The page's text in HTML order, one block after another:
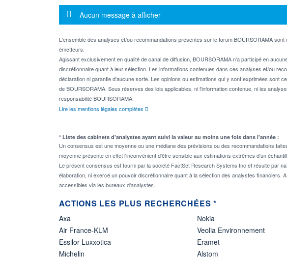
Message d'information
Aucun message à afficher
L'ensemble des analyses et/ou recommandations présentes sur le forum BOURSORAMA
émetteurs.
Agissant exclusivement en qualité de canal de diffusion, BOURSORAMA n'a participé en
discrétionnaire quant à leur sélection. Les informations contenues dans ces analyses et/ou
déclaration ni garantie d'aucune sorte. Les opinions ou estimations qui y sont exprimées sont
de BOURSORAMA. Sous réserves des lois applicables, ni l'information contenue, ni les
responsabilité BOURSORAMA.
Lire les mentions légales complètes
* Liste des cabinets d'analystes ayant suivi la valeur au moins une fois dans l'année :
Un consensus est une moyenne ou une médiane des prévisions ou des recommandations
moyenne présente en effet l'inconvénient d'être sensible aux estimations extrêmes d'un
Le présent consensus est fourni par la société FactSet Research Systems Inc et résulte par
élaboration, ni exercé un pouvoir discrétionnaire quant à la sélection des analystes
accessibles via les bureaux d'analystes.
ACTIONS LES PLUS RECHERCHÉES *
Axa
Air France-KLM
Essilor Luxxotica
Michelin
Nokia
Veolia Environnement
Eramet
Alstom